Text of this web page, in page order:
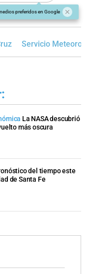
preferidos en Google
Servicio
La NASA descubrió
más oscura
del tiempo este
de Santa Fe